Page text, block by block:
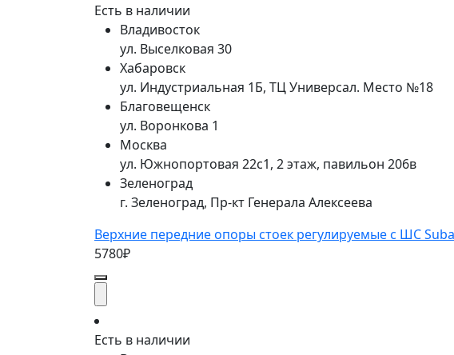
Есть в наличии
Владивосток
ул. Выселковая 30
Хабаровск
ул. Индустриальная 1Б, ТЦ Универсал. Место №18
Благовещенск
ул. Воронкова 1
Москва
ул. Южнопортовая 22с1, 2 этаж, павильон 206в
Зеленоград
г. Зеленоград, Пр-кт Генерала Алексеева
Верхние передние опоры стоек регулируемые с ШС
5780₽
Есть в наличии